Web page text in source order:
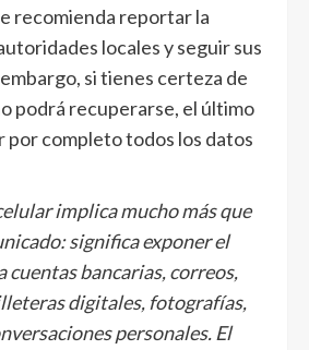
recomienda reportar la
locales y seguir sus
si tienes certeza de
podrá recuperarse, el último
por completo todos los datos
implica mucho más que
significa exponer el
cuentas bancarias, correos,
digitales, fotografías,
personales. El